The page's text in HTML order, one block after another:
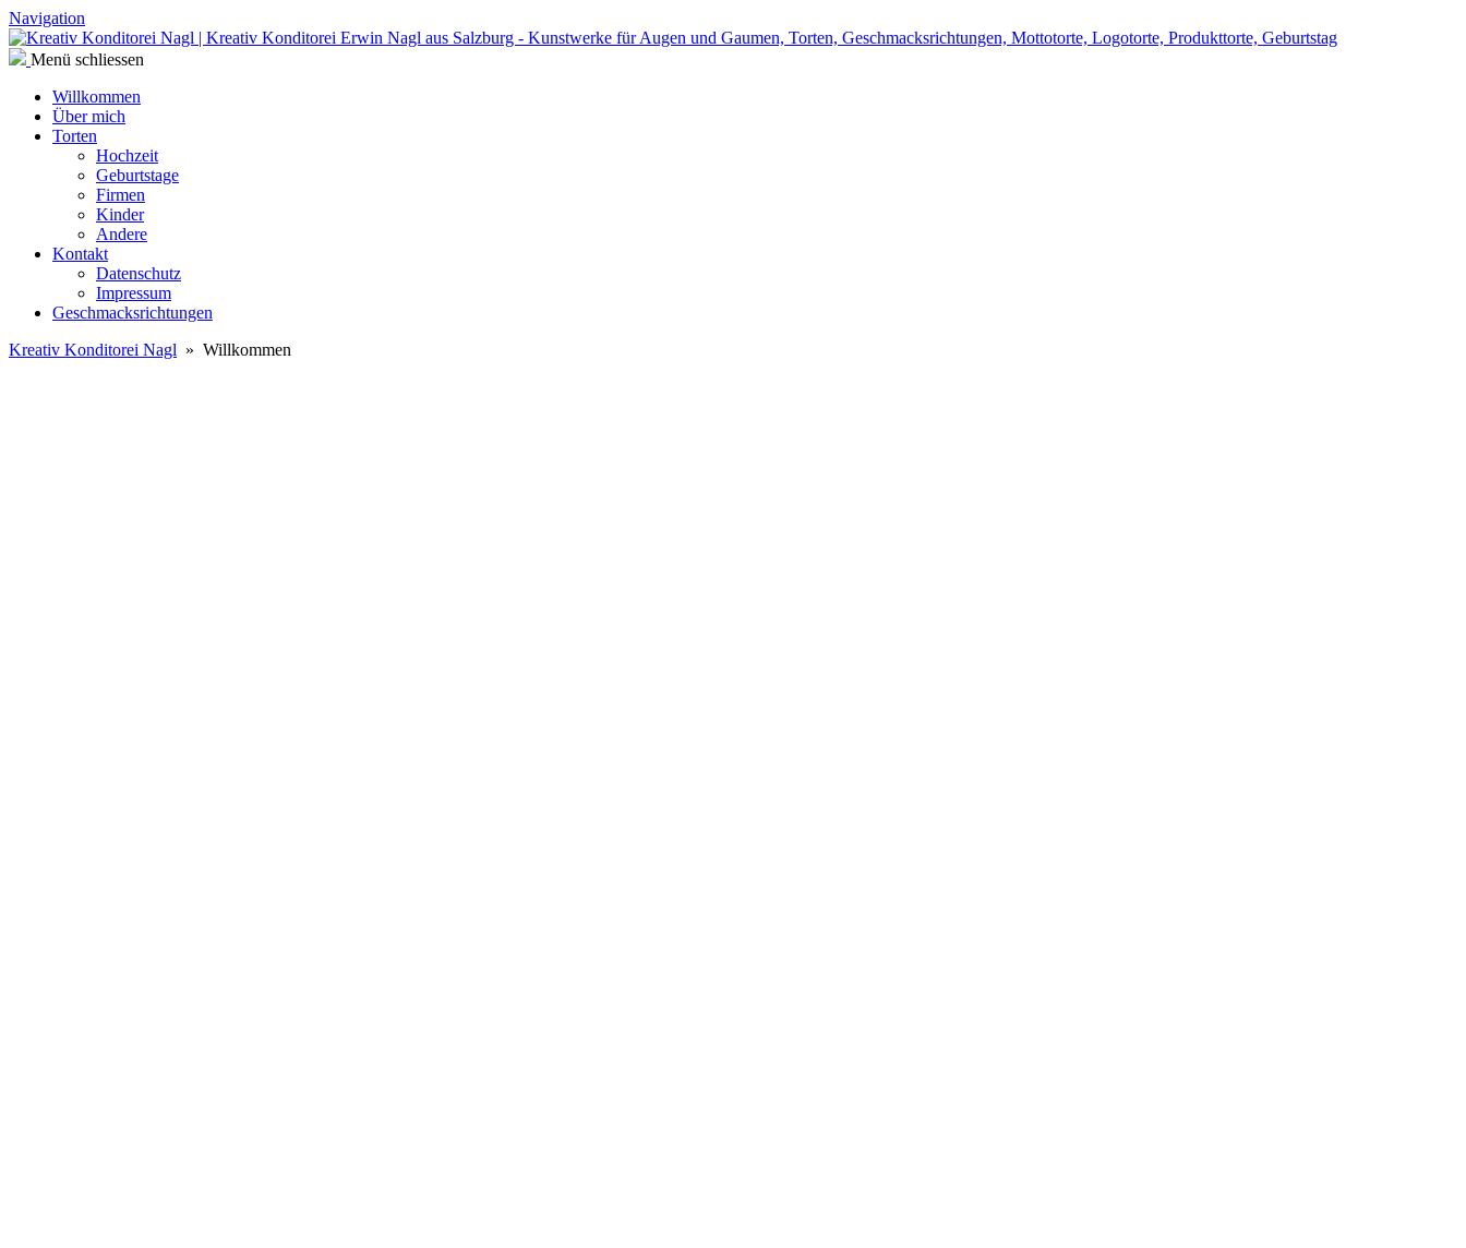
Navigation
Menü schliessen
Willkommen
Über mich
Torten
Hochzeit
Geburtstage
Firmen
Kinder
Andere
Kontakt
Datenschutz
Impressum
Geschmacksrichtungen
Kreativ Konditorei Nagl » Willkommen